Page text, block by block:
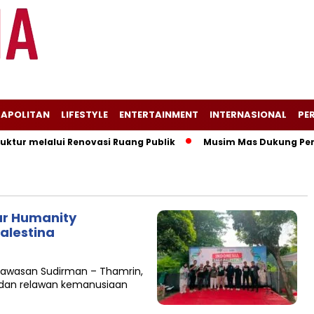
LIFESTYLE ENTERTAINMENT INTERNASIONAL
melalui Renovasi Ruang Publik Musim Mas Dukung
Humanity
Sudirman – Thamrin,
relawan kemanusiaan